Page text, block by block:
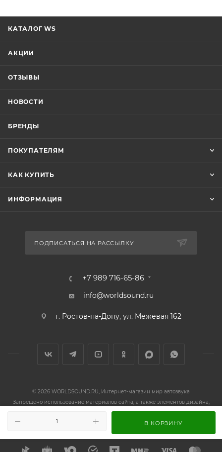
КАТАЛОГ WS
АКЦИИ
ОТЗЫВЫ
НОВОСТИ
БРЕНДЫ
ПОКУПАТЕЛЯМ
КАК КУПИТЬ
ИНФОРМАЦИЯ
ПОДПИСАТЬСЯ НА РАССЫЛКУ
+7 989 716-65-86
info@worldsound.ru
г. Ростов-на-Дону, ул. Межевая 162
© 2026 WORLDSOUND.RU, Интернет-магазин мир автозвука
Запрещено использование материалов сайта, а также элементов дизайна,
без согласия правообладателя.
ИП Осадчий П.А. ИНН 612902077417 ОГРНИП 320619600050827